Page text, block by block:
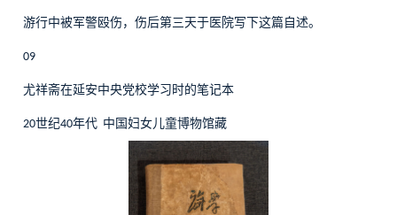
游行中被军警殴伤，伤后第三天于医院写下这篇自述。
09
尤祥斋在延安中央党校学习时的笔记本
20世纪40年代 中国妇女儿童博物馆藏